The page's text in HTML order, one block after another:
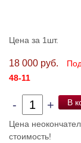
Цена за 1шт.
18 000 руб.
48-11
- + В
Цена
стоимость!